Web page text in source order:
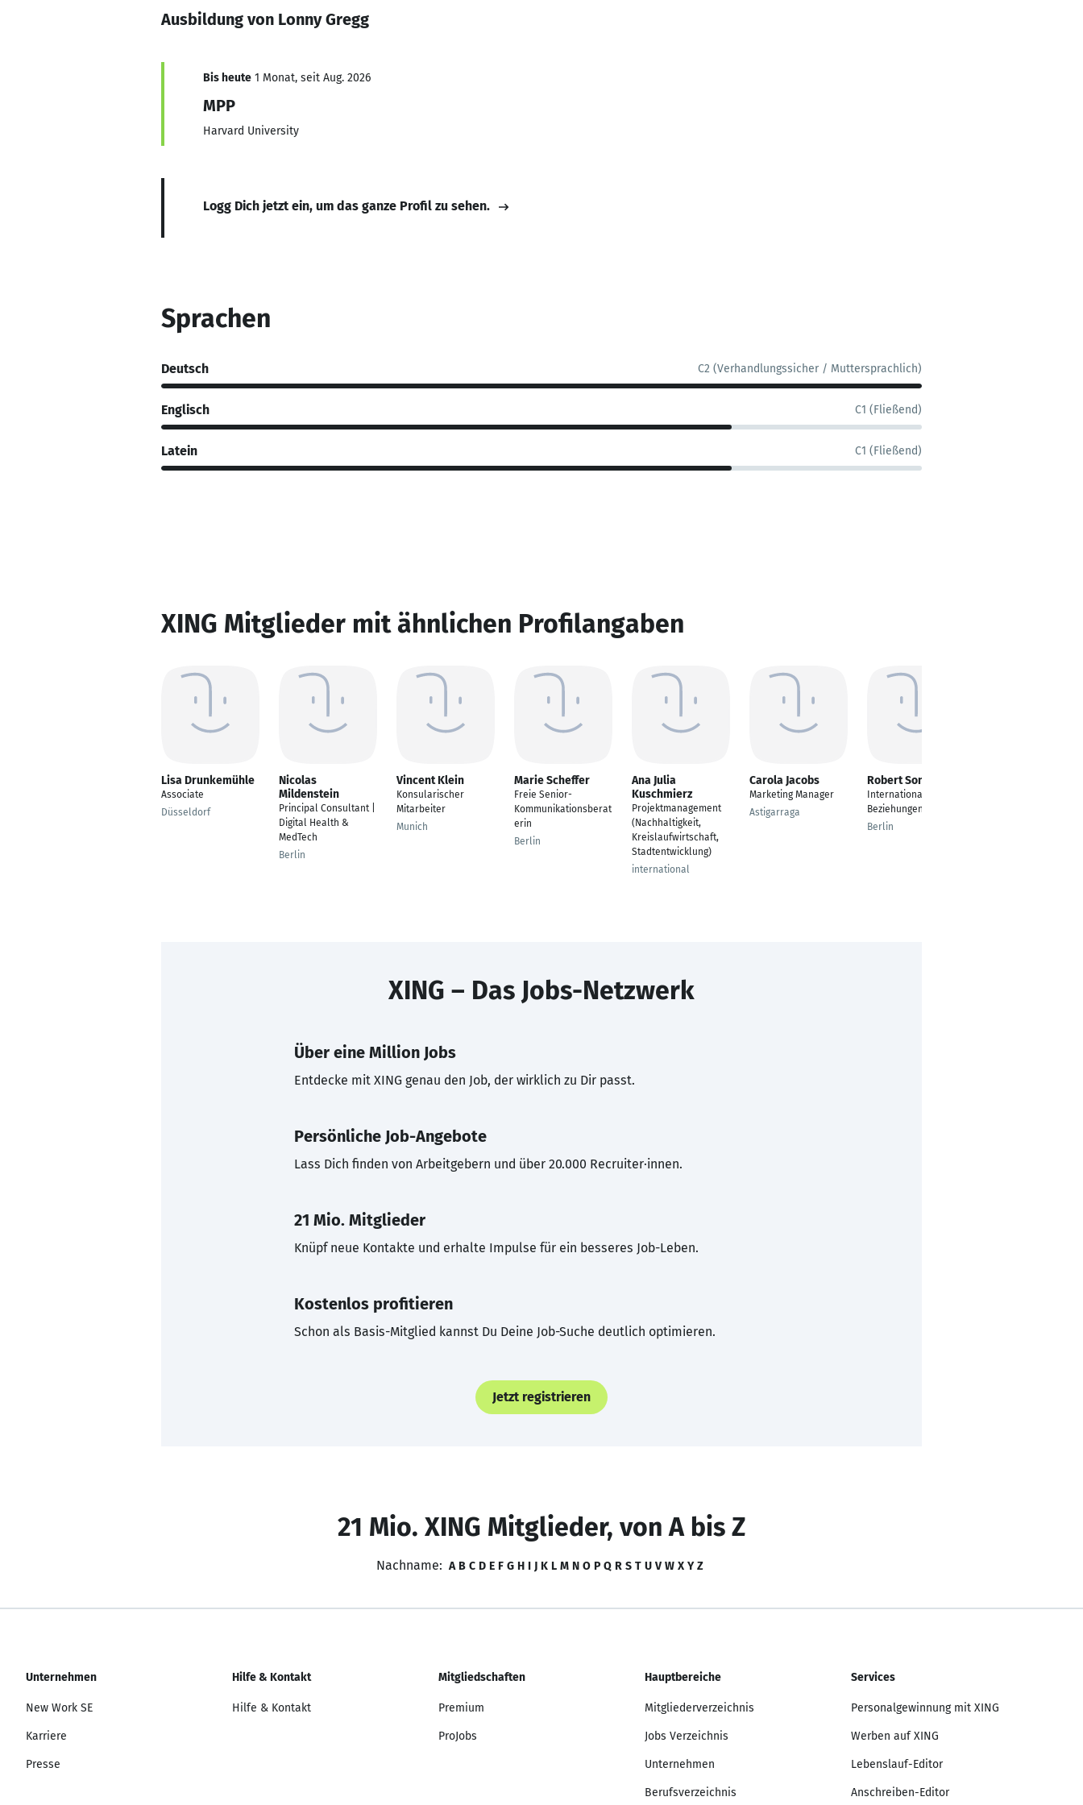
Ausbildung von Lonny Gregg
Bis heute 1 Monat, seit Aug. 2026
MPP
Harvard University
Logg Dich jetzt ein, um das ganze Profil zu sehen.
Sprachen
Deutsch C2 (Verhandlungssicher / Muttersprachlich)
Englisch C1 (Fließend)
Latein C1 (Fließend)
XING Mitglieder mit ähnlichen Profilangaben
Lisa Drunkemühle
Associate
Düsseldorf
Nicolas
Mildenstein
Principal Consultant |
Digital Health &
MedTech
Berlin
Vincent Klein
Konsularischer
Mitarbeiter
Munich
Marie Scheffer
Freie Senior-
Kommunikationsberat
erin
Berlin
Ana Julia
Kuschmierz
Projektmanagement
(Nachhaltigkeit,
Kreislaufwirtschaft,
Stadtentwicklung)
international
Carola Jacobs
Marketing Manager
Astigarraga
Robert Sonnenfeld
Internationale
Beziehungen
Berlin
XING – Das Jobs-Netzwerk
Über eine Million Jobs
Entdecke mit XING genau den Job, der wirklich zu Dir passt.
Persönliche Job-Angebote
Lass Dich finden von Arbeitgebern und über 20.000 Recruiter·innen.
21 Mio. Mitglieder
Knüpf neue Kontakte und erhalte Impulse für ein besseres Job-Leben.
Kostenlos profitieren
Schon als Basis-Mitglied kannst Du Deine Job-Suche deutlich optimieren.
Jetzt registrieren
21 Mio. XING Mitglieder, von A bis Z
Nachname: A B C D E F G H I J K L M N O P Q R S T U V W X Y Z
Unternehmen
New Work SE
Karriere
Presse
Hilfe & Kontakt
Hilfe & Kontakt
Mitgliedschaften
Premium
ProJobs
Hauptbereiche
Mitgliederverzeichnis
Jobs Verzeichnis
Unternehmen
Berufsverzeichnis
Services
Personalgewinnung mit XING
Werben auf XING
Lebenslauf-Editor
Anschreiben-Editor